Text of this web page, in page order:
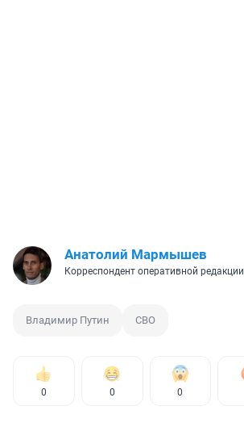
Анатолий Мармышев
Корреспондент оперативной редакции
Владимир Путин СВО
0 0 0